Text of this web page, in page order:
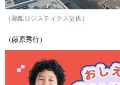
（郵船ロジスティクス提供）
（藤原秀行）